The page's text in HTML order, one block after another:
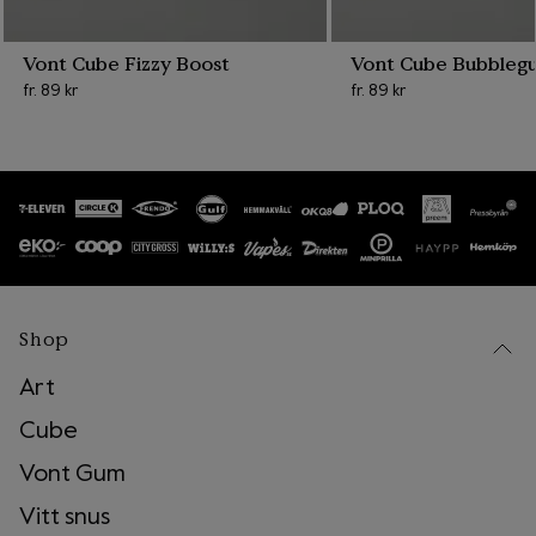
produkter med Bower
.
Börja med att ladda ner Bower appen antingen
2.
Skanna och sortera dina Vont förpackningar
hemma. Streckkoderna skannar du direkt i
Bower-appen.
3.
Hitta till din närmaste återvinningsstation. Detta
Vont Cube Fizzy Boost
fr. 89 kr
Vont Cube
fr. 89 kr
Shop
Art
Cube
Vont Gum
Vitt snus